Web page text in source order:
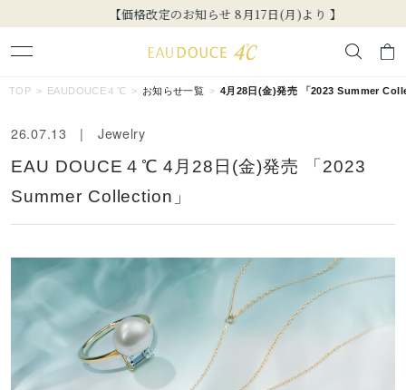
【価格改定のお知らせ 8月17日(月)より 】
キーワードで検索する
人気検索キーワード
ブランド EAU DOUCE４℃
カテゴリー すべてのジュエリー
素材
TOP EAUDOUCE４℃ お知らせ一覧 4月28日(金)発売 「2023 Summer
26.07.13 | Jewelry
EAU DOUCE４℃ 4月28日(金)発売 「2023
Summer Collection」